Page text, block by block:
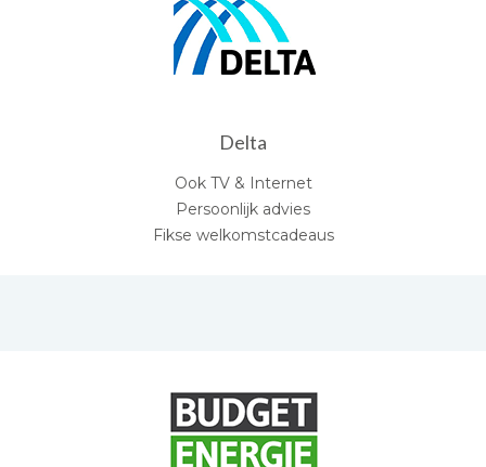
Delta
Ook TV & Internet
Persoonlijk advies
Fikse welkomstcadeaus